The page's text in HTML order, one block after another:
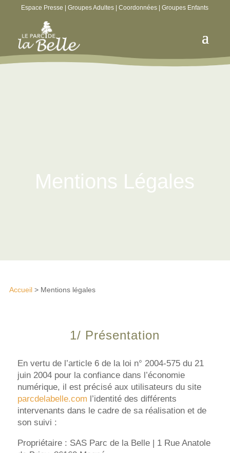
Espace Presse |Groupes Adultes |Coordonnées |Groupes Enfants
Mentions Légales
Accueil> Mentions légales
1/ Présentation
En vertu de l’article 6 de la loi n° 2004-575 du 21
juin 2004 pour la confiance dans l’économie
numérique, il est précisé aux utilisateurs du site
parcdelabelle.com l’identité des différents
intervenants dans le cadre de sa réalisation et de
son suivi :
Propriétaire : SAS Parc de la Belle | 1 Rue Anatole